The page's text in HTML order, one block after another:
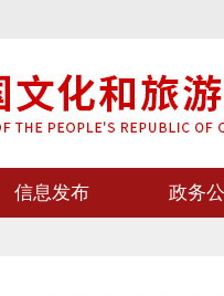
信息发布 政务